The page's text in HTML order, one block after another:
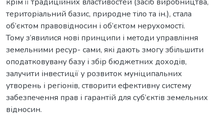
територіальний базис, природне тіло та ін.), стала
об’єктом правовідносин і об’єктом нерухомості.
Тому з’явилися нові принципи і методи управління
земельними ресур- сами, які дають змогу збільшити
оподатковувану базу і збір бюджетних доходів,
залучити інвестиції у розвиток муніципальних
утворень і регіонів, створити ефективну систему
забезпечення прав і гарантій для суб’єктів земельних
відносин.